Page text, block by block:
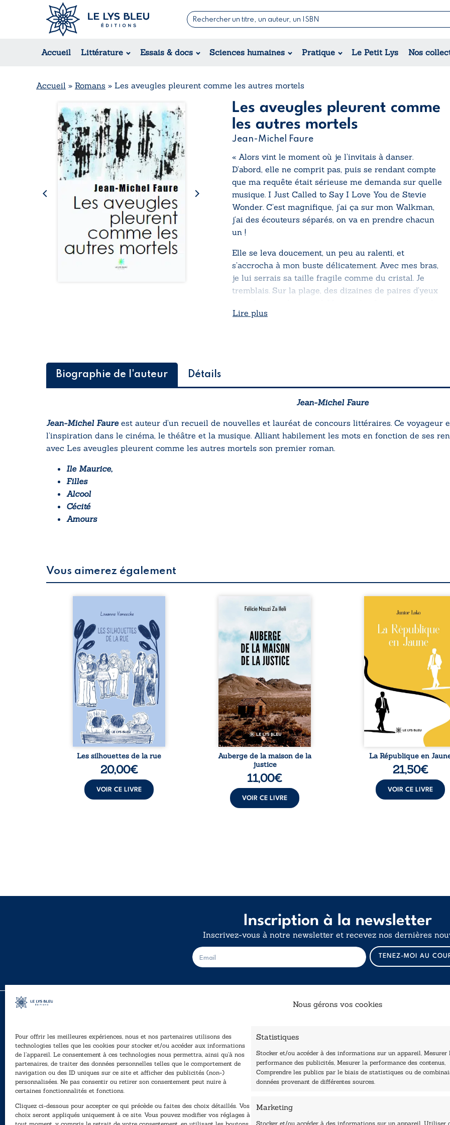
Nous gérons vos cookies
Pour offrir les meilleures expériences, nous et nos partenaires utilisons des
technologies telles que les cookies pour stocker et/ou accéder aux informations
de l’appareil. Le consentement à ces technologies nous permettra, ainsi qu’à nos
partenaires, de traiter des données personnelles telles que le comportement de
navigation ou des ID uniques sur ce site et afficher des publicités (non-)
personnalisées. Ne pas consentir ou retirer son consentement peut nuire à
certaines fonctionnalités et fonctions.
Cliquez ci-dessous pour accepter ce qui précède ou faites des choix détaillés. Vos
choix seront appliqués uniquement à ce site. Vous pouvez modifier vos réglages à
Statistiques
Stocker et/ou accéder à des informations sur un appareil, Mesurer
performance des publicités, Mesurer la performance des contenus,
Comprendre les publics par le biais de statistiques ou de
données provenant de différentes sources.
Marketing
Stocker et/ou accéder à des informations sur un appareil, Utiliser
Accueil Littérature Essais & docs Sciences humaines Pratique Le Petit Lys Nos
Romans
Suspense / Thriller / Policier
Romance
Régional
Jeunesse
Nouvelles & Contes
Théâtre
Accueil » Romans » Les aveugles pleurent comme les autres mortels
Les aveugles pleurent comme
les autres mortels
Jean-Michel Faure
« Alors vint le moment où je l’invitais à danser.
D’abord, elle ne comprit pas, puis se rendant compte
que ma requête était sérieuse me demanda sur quelle
musique. I Just Called to Say I Love You de Stevie
Wonder. C’est magnifique, j’ai ça sur mon Walkman,
j’ai des écouteurs séparés, on va en prendre chacun
un !
Elle se leva doucement, un peu au ralenti, et
s’accrocha à mon buste délicatement. Avec mes bras,
je lui serrais sa taille fragile comme du cristal. Je
tremblais. Sur la plage, des dizaines de paires d’yeux
yeux fermés comme… Coralie.
Lire plus
Biographie de l'auteur Détails
Jean-Michel Faure
Jean-Michel Faureest auteur d’un recueil de nouvelles et lauréat de concours littéraires. Ce voyageur
l’inspiration dans le cinéma, le théâtre et la musique. Alliant habilement les mots en fonction de ses
avec Les aveugles pleurent comme les autres mortels son premier roman.
Ile Maurice,
Filles
Alcool
Cécité
Amours
Vous aimerez également
donne la parole à six
personnages ordinaires,
traversés par des pensées,
des émotions et des silences
qui pourraient appartenir à
chacun de nous. À travers
leurs parcours, ce roman
invite à porter un regard
différent sur celles et ceux
qui nous entourent, à deviner
ce qui se cache derrière les
apparences et à s’ouvrir au
fourmillement sensible de
notre ...
Les silhouettes de la rue
20,00€
VOIR CE LIVRE
Auberge de la maison de la
parcours exemplaire de
Mbala Zi Nkuaku Lema Félix.
Magistrat intègre, fervent
défenseur des droits
humains et de
l’indépendance judiciaire, il
voit sa carrière de trente-
quatre ans brutalement
brisée par une révocation
arbitraire en 2009, plongeant
sa vie dans un chaos
matériel et moral. À ...
Auberge de la maison de la
justice
11,00€
VOIR CE LIVRE
Congo, la naissance
jumeaux de races
bouleverse l’ordre
Senior est Noir et Junior
Blanc, bien que nés
couple de Noirs. Très
l’événement attire les
internationaux et
le bébé blanc en une
emblématique
investie, selon certains,
mission
Cependant, sous couvert
La République en
21,50€
VOIR CE LIVRE
Inscription à la newsletter
Inscrivez-vous à notre newsletter et recevez nos dernières
E
E
-
m
i
TENEZ-MOI AU
40, rue du Louvre 75001 Paris
01 76 50 38 88
Horaires du standard
De mardi à vendredi :
9h - 12h et 13h30 - 16h30
Accueil
Être édité
Contactez-nous
Les Plumes du Lys Bleu
Prix sciences humaines
Nos collections
Nos auteurs
Essai & docs
Sciences humaines